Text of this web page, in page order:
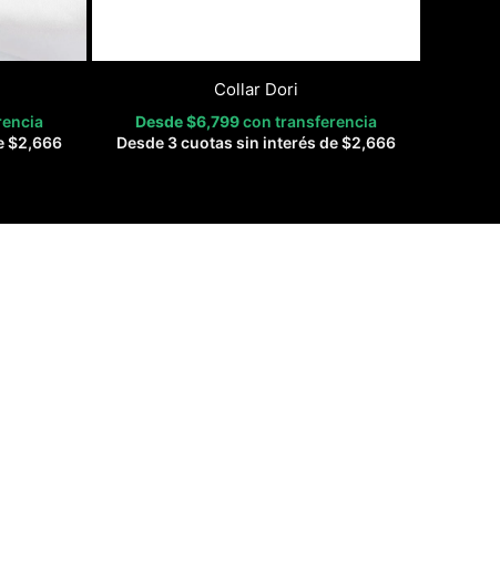
$2,666
Collar Dori
Desde$6,799con transferencia
Desde 3 cuotas sin interés de$2,666